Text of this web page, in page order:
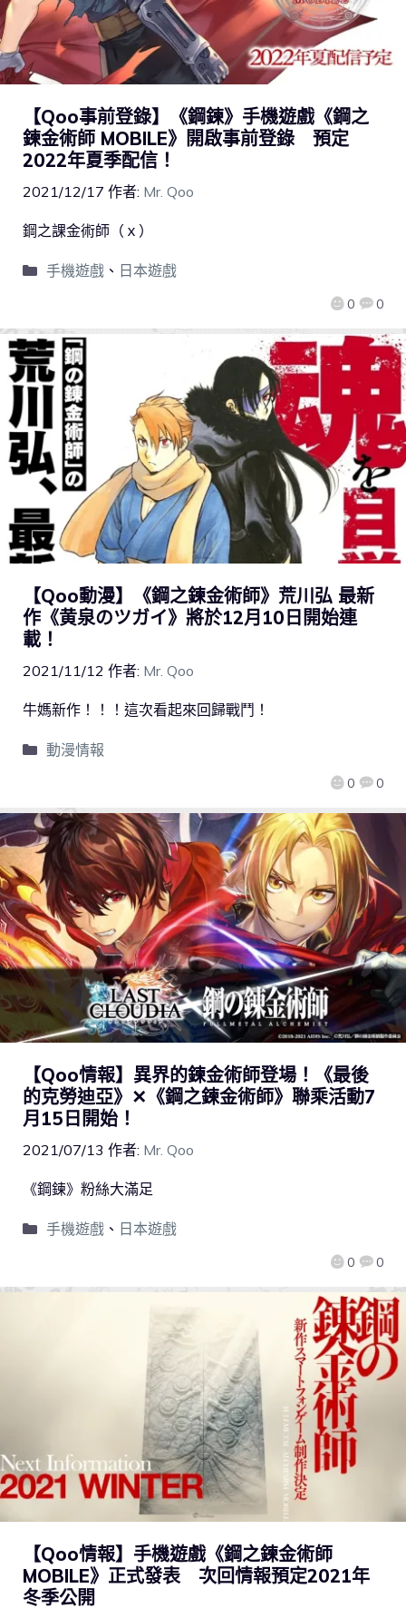
【Qoo事前登錄】《鋼鍊》手機遊戲《鋼之
鍊金術師 MOBILE》開啟事前登錄 預定
2022年夏季配信！
2021/12/17 作者: Mr. Qoo
0 0
鋼之課金術師（ｘ）
手機遊戲、 日本遊戲
【Qoo動漫】《鋼之鍊金術師》荒川弘 最新
作《黄泉のツガイ》將於12月10日開始連
載！
2021/11/12 作者: Mr. Qoo
0 0
牛媽新作！！！這次看起來回歸戰鬥！
動漫情報
【Qoo情報】異界的鍊金術師登場！《最後
的克勞迪亞》✕《鋼之鍊金術師》聯乘活動7
月15日開始！
2021/07/13 作者: Mr. Qoo
0 0
《鋼鍊》粉絲大滿足
手機遊戲、 日本遊戲
【Qoo情報】手機遊戲《鋼之鍊金術師
MOBILE》正式發表 次回情報預定2021年
冬季公開